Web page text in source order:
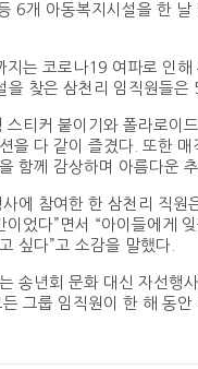
6개 아동복지시설을 한 날
는 코로나19 여파로 인해
을 찾은 삼천리 임직원들
스티커 붙이기와 폴라로이
을 다 같이 즐겼다. 또한
함께 감상하며 아름다운
에 참여한 한 삼천리 직
이었다”면서 “아이들에게
싶다”고 소감을 말했다.
송년회 문화 대신 자선행
그룹 임직원이 한 해 동